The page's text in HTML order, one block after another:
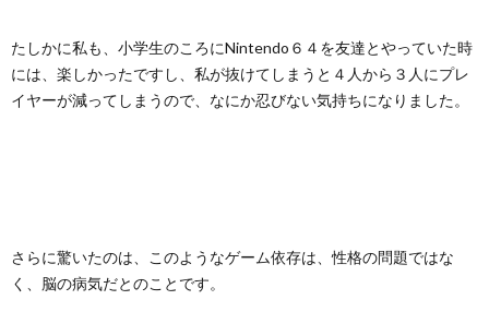
たしかに私も、小学生のころにNintendo６４を友達とやっていた時
には、楽しかったですし、私が抜けてしまうと４人から３人にプレ
イヤーが減ってしまうので、なにか忍びない気持ちになりました。
さらに驚いたのは、このようなゲーム依存は、性格の問題ではな
く、脳の病気だとのことです。